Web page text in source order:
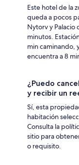
Este hotel de la
queda a pocos
Nytorv y Palacio
minutos.
min caminando,
encuentra a 8
¿Puedo
y recibir un
Sí, esta
habitación
Consulta la
sitio para
o requisito.